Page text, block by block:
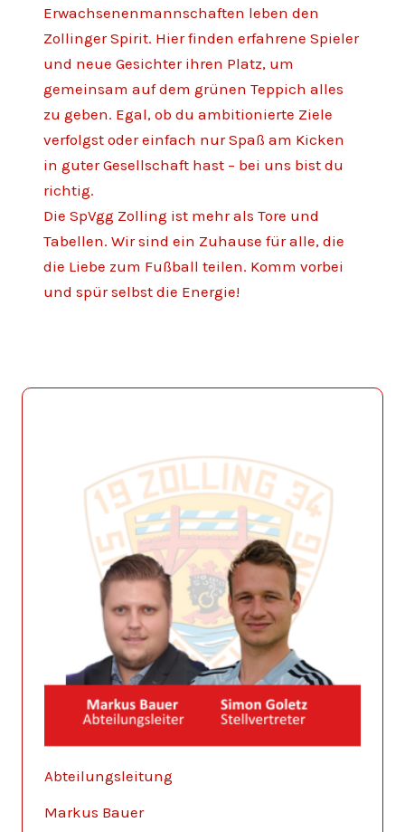
Erwachsenenmannschaften leben den
Zollinger Spirit. Hier finden erfahrene Spieler
und neue Gesichter ihren Platz, um
gemeinsam auf dem grünen Teppich alles
zu geben. Egal, ob du ambitionierte Ziele
verfolgst oder einfach nur Spaß am Kicken
in guter Gesellschaft hast – bei uns bist du
richtig.
Die SpVgg Zolling ist mehr als Tore und
Tabellen. Wir sind ein Zuhause für alle, die
die Liebe zum Fußball teilen. Komm vorbei
und spür selbst die Energie!
Abteilungsleitung
Markus Bauer